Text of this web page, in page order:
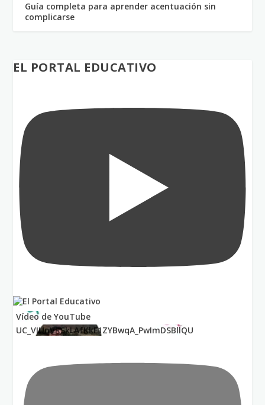
Guía completa para aprender acentuación sin
complicarse
EL PORTAL EDUCATIVO
Vídeo de YouTube
UC_VIUnVRSkLAfKkF1ZYBwqA_PwImDSBllQU